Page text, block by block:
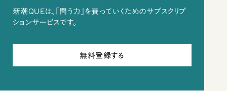
新潮QUEは、「問う力」を養っていくためのサブスクリプ
ションサービスです。
無料登録する